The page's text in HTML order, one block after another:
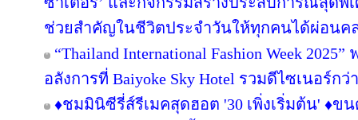
ช่วยสำคัญในชีวิตประจำวันให้ทุกคนได้ผ่อนค
“Thailand International Fashion Week
อลังการที่ Baiyoke Sky Hotel รวมดีไซเนอร์กว่
♦️ชมมินิซีรี่ส์รีเมคสุดฮอต '30 เพิ่งเริ่มต้น' ♦️ข